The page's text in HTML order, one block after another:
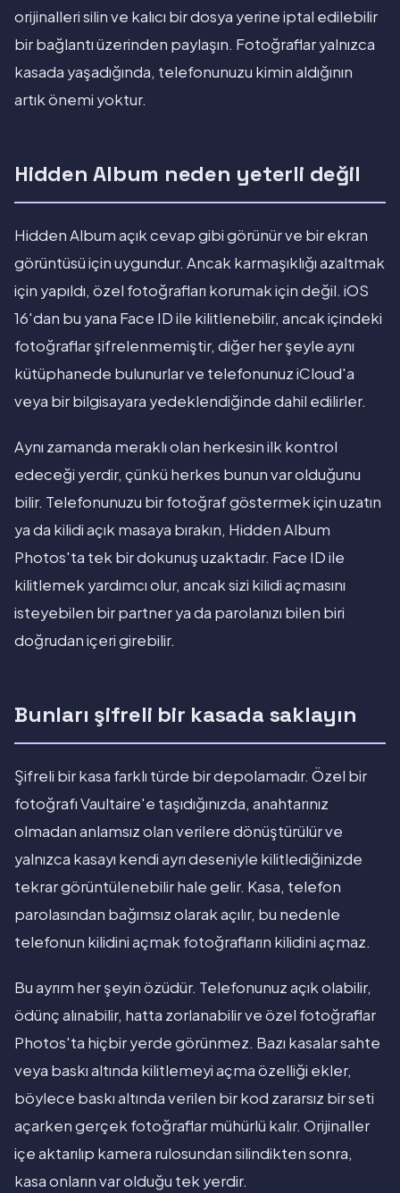
orijinalleri silin ve kalıcı bir dosya yerine iptal edilebilir
bir bağlantı üzerinden paylaşın. Fotoğraflar yalnızca
kasada yaşadığında, telefonunuzu kimin aldığının
artık önemi yoktur.
Hidden Album neden yeterli değil
Hidden Album açık cevap gibi görünür ve bir ekran
görüntüsü için uygundur. Ancak karmaşıklığı azaltmak
için yapıldı, özel fotoğrafları korumak için değil. iOS
16'dan bu yana Face ID ile kilitlenebilir, ancak içindeki
fotoğraflar şifrelenmemiştir, diğer her şeyle aynı
kütüphanede bulunurlar ve telefonunuz iCloud'a
veya bir bilgisayara yedeklendiğinde dahil edilirler.
Aynı zamanda meraklı olan herkesin ilk kontrol
edeceği yerdir, çünkü herkes bunun var olduğunu
bilir. Telefonunuzu bir fotoğraf göstermek için uzatın
ya da kilidi açık masaya bırakın, Hidden Album
Photos'ta tek bir dokunuş uzaktadır. Face ID ile
kilitlemek yardımcı olur, ancak sizi kilidi açmasını
isteyebilen bir partner ya da parolanızı bilen biri
doğrudan içeri girebilir.
Bunları şifreli bir kasada saklayın
Şifreli bir kasa farklı türde bir depolamadır. Özel bir
fotoğrafı Vaultaire'e taşıdığınızda, anahtarınız
olmadan anlamsız olan verilere dönüştürülür ve
yalnızca kasayı kendi ayrı deseniyle kilitlediğinizde
tekrar görüntülenebilir hale gelir. Kasa, telefon
parolasından bağımsız olarak açılır, bu nedenle
telefonun kilidini açmak fotoğrafların kilidini açmaz.
Bu ayrım her şeyin özüdür. Telefonunuz açık olabilir,
ödünç alınabilir, hatta zorlanabilir ve özel fotoğraflar
Photos'ta hiçbir yerde görünmez. Bazı kasalar sahte
veya baskı altında kilitlemeyi açma özelliği ekler,
böylece baskı altında verilen bir kod zararsız bir seti
açarken gerçek fotoğraflar mühürlü kalır. Orijinaller
içe aktarılıp kamera rulosundan silindikten sonra,
kasa onların var olduğu tek yerdir.